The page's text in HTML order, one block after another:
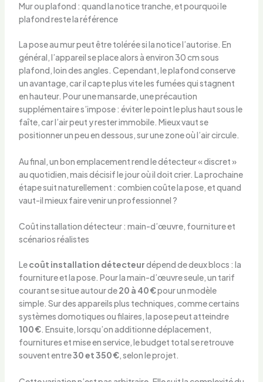
Mur ou plafond : quand la notice tranche, et pourquoi le
plafond reste la référence
La pose au mur peut être tolérée si la notice l’autorise. En
général, l’appareil se place alors à environ 30 cm sous
plafond, loin des angles. Cependant, le plafond conserve
un avantage, car il capte plus vite les fumées qui stagnent
en hauteur. Pour une mansarde, une précaution
supplémentaire s’impose : éviter le point le plus haut sous le
faîte, car l’air peut y rester immobile. Mieux vaut se
positionner un peu en dessous, sur une zone où l’air circule.
Au final, un bon emplacement rend le détecteur « discret »
au quotidien, mais décisif le jour où il doit crier. La prochaine
étape suit naturellement : combien coûte la pose, et quand
vaut-il mieux faire venir un professionnel ?
Coût installation détecteur : main-d’œuvre, fourniture et
scénarios réalistes
Lecoût installation détecteurdépend de deux blocs : la
fourniture et la pose. Pour la main-d’œuvre seule, un tarif
courant se situe autour de20 à 40 €pour un modèle
simple. Sur des appareils plus techniques, comme certains
systèmes domotiques ou filaires, la pose peut atteindre
100 €. Ensuite, lorsqu’on additionne déplacement,
fournitures et mise en service, le budget total se retrouve
souvent entre30 et 350 €, selon le projet.